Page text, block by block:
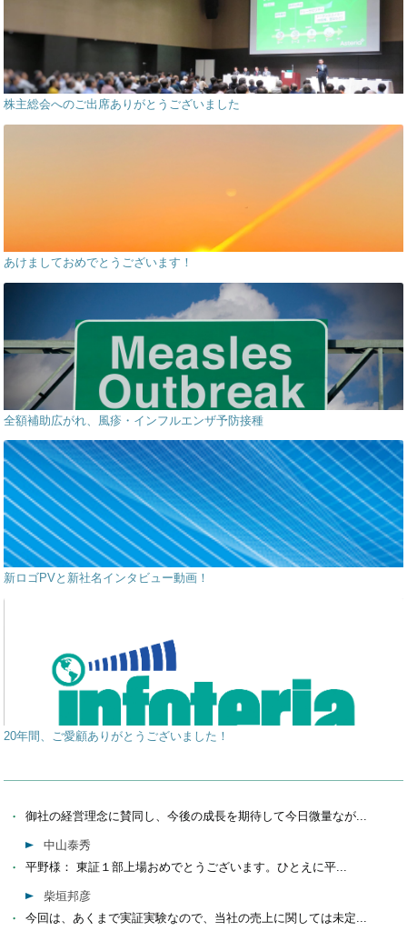
株主総会へのご出席ありがとうございました
あけましておめでとうございます！
全額補助広がれ、風疹・インフルエンザ予防接種
新ロゴPVと新社名インタビュー動画！
20年間、ご愛顧ありがとうございました！
御社の経営理念に賛同し、今後の成長を期待して今日微量なが...
中山泰秀
平野様： 東証１部上場おめでとうございます。ひとえに平...
柴垣邦彦
今回は、あくまで実証実験なので、当社の売上に関しては未定...